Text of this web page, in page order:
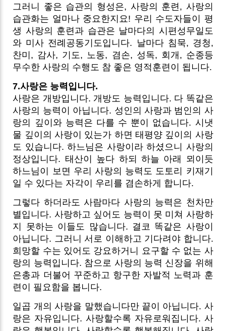
그러니 좋은 습관의 형성은, 사랑의 훈련, 사랑의
습관화는 얼마나 중요한지요! 우리 수도자들이 평
생 사랑의 훈련과 습관은 날마다의 시편성무일도
와 미사 전례공동기도입니다. 날마다 침묵, 경청,
찬미, 감사, 기도, 노동, 겸손, 성독, 회개, 순종등
무수한 사랑의 수행도 참 좋은 영적훈련이 됩니다.
7.사랑은 능력입니다.
사랑은 개방입니다. 개방도 능력입니다. 다 똑같은
사랑의 능력이 아닙니다. 성인의 사랑과 범인의 사
랑의 깊이와 능력은 다를 수 뿐이 없습니다. 시냇
물 깊이의 사랑이 있는가 하면 태평양 깊이의 사랑
도 있습니다. 하느님은 사랑이라 하셨으니 사랑의
정상입니다. 태산이 높다 하되 하늘 아래 뫼이듯
하느님이 보면 우리 사랑의 능력도 도토리 키재기
일 수 있다는 자각이 우리를 겸손하게 합니다.
그렇다 하더라도 사람마다 사랑의 능력은 천차만
별입니다. 사랑하고 싶어도 능력이 못 미쳐 사랑하
지 못하는 이들도 많습니다. 결코 똑같은 사랑이
아닙니다. 그러니 서로 이해하고 기다려야 합니다.
희망할 수는 있어도 강요하거니 요구할 수 없는 사
랑의 능력입니다. 참으로 사랑의 능력 신장을 위해
은총과 더불어 꾸준하고 항구한 자발적 노력과 훈
련이 필요함을 봅니다.
일곱 개의 사랑을 말했습니다만 끝이 아닙니다. 사
랑은 자유입니다. 사랑할수록 자유로워집니다. 사